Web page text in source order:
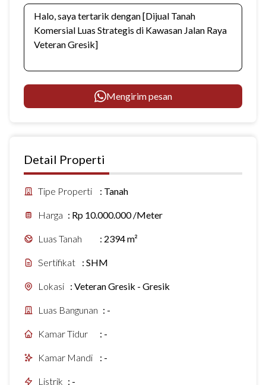
Mengirim pesan
Detail Properti
Tipe Properti : Tanah
Harga : Rp 10.000.000 /Meter
Luas Tanah : 2394 m²
Sertifikat : SHM
Lokasi : Veteran Gresik - Gresik
Luas Bangunan : -
Kamar Tidur : -
Kamar Mandi : -
Listrik : -